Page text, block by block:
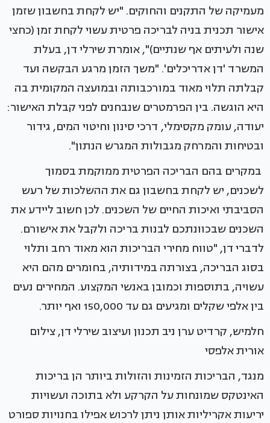
מעמיקה של התקנים והחוקים. "יש לקחת בחשבון שזמן
אישור תכנית בניה לבריכה פרטית עשוי לקחת זמן (כחצי
שנה ולעיתים אף שנתיים)", אומרת שירלי דן, בעלת
המשרד 'דן אדריכלים'. "משך הזמן מרגע הבקשה ועד
קבלתה תלוי מאוד במורכבותה ובמועצה המקומית בה
היא הוגשה. בין הפרמטרים שנבחנים לפני קבלת האישור:
יעודה, עומק מקסימלי, דרכי סינון וחיטוי המים, גידור
ובטיחות והמרחק מגבולות המגרש הנתון".
במקרים בהם הבריכה הפרטית ממוקמת בסמוך
לשכנים, יש לקחת בחשבון גם את ההשלכות של רעש
הסביבתי ואיכות החיים של השכנים. לכן חשוב ליידע את
השכנים שבכוונתכם לבנות בריכה ולקבל את אישורם.
לדברי דן, "טווח מחירי הבריכות הוא מאוד רחב ותלוי
בסוג הבריכה, בצורתה במידותיה, בחומרים מהם היא
עשויה, בתוספות וכמובן באנשי המקצוע. המחירים נעים
בין אלפי שקלים ומגיעים גם עד 150,000 ואף יותר.
חלמיש, קרדיט ערן ניב תכנון ועיצוב שירלי דן, צילום
אורית אלפסי
מנגד, הבריכות הזמינות והזולות ביותר הן בריכות
האינטקס שמונחות על הקרקע ולא בתוכה ועשויות
יריעות אקריליות אותן ניתן לרכוש אפילו בחנויות ספורט